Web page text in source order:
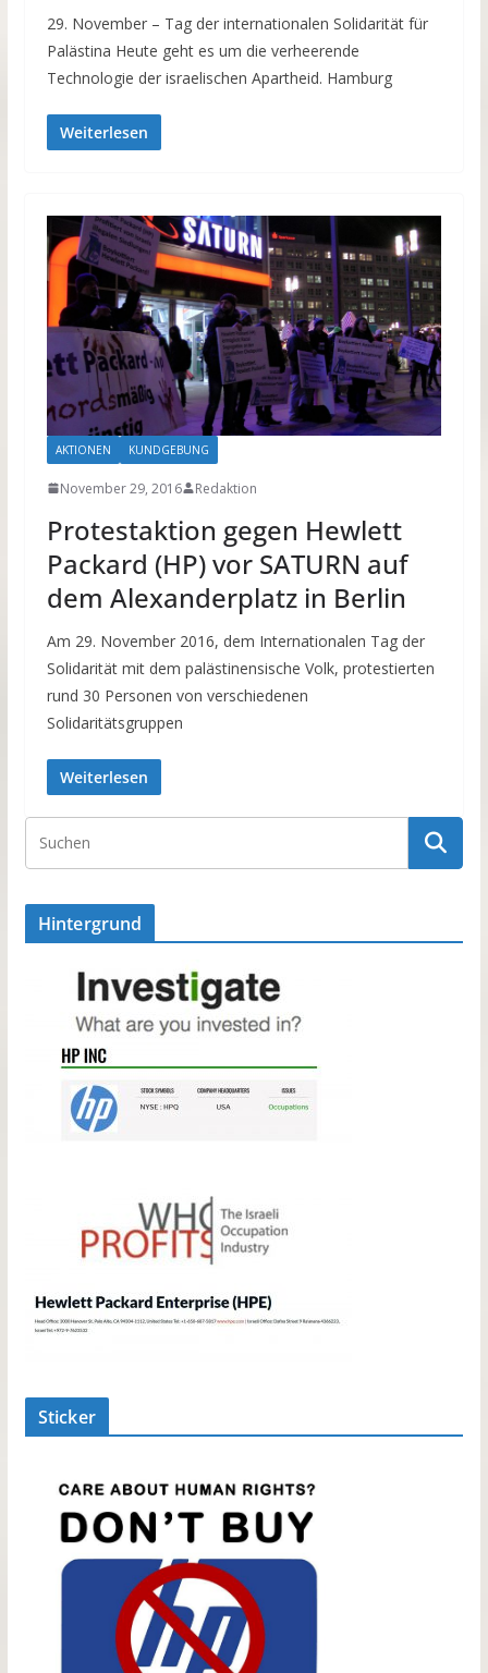
29. November – Tag der internationalen Solidarität für
Palästina Heute geht es um die verheerende
Technologie der israelischen Apartheid. Hamburg
Weiterlesen
AKTIONEN KUNDGEBUNG
November 29, 2016 Redaktion
Protestaktion gegen Hewlett
Packard (HP) vor SATURN auf
dem Alexanderplatz in Berlin
Am 29. November 2016, dem Internationalen Tag der
Solidarität mit dem palästinensische Volk, protestierten
rund 30 Personen von verschiedenen
Solidaritätsgruppen
Weiterlesen
Hintergrund
Sticker